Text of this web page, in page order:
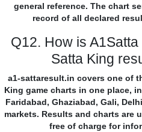
general reference. The chart
record of all declared
Q12. How is
Satta King
a1-sattaresult.in covers one of
King game charts in one place,
Faridabad, Ghaziabad, Gali,
markets. Results and charts are
free of charge for